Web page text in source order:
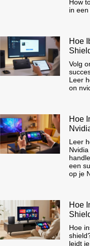
How
in een
Hoe
Volg
Leer
on
Hoe
Leer
een
op je
Hoe
Hoe
leidt